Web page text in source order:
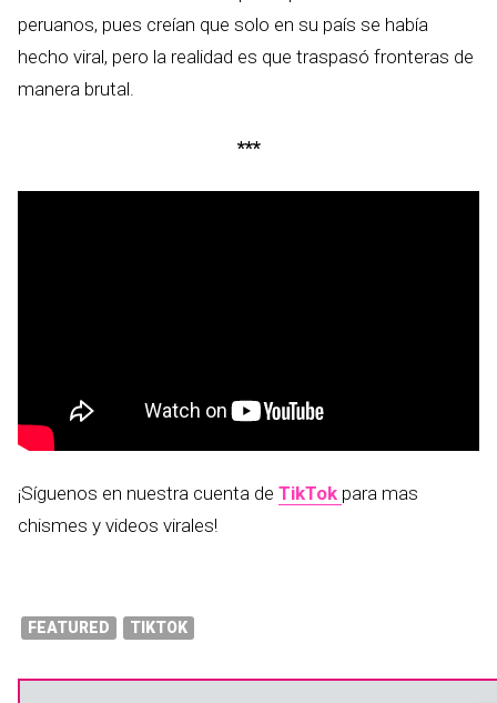
peruanos, pues creían que solo en su país se había
hecho viral, pero la realidad es que traspasó fronteras de
manera brutal.
***
¡Síguenos en nuestra cuenta de TikTok para mas
chismes y videos virales!
FEATURED TIKTOK